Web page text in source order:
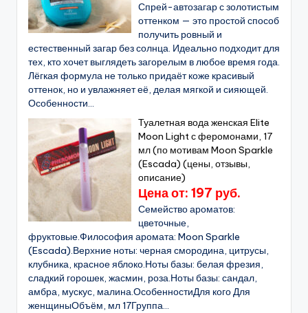
Спрей-автозагар с золотистым
оттенком — это простой способ
получить ровный и
естественный загар без солнца. Идеально подходит для
тех, кто хочет выглядеть загорелым в любое время года.
Лёгкая формула не только придаёт коже красивый
оттенок, но и увлажняет её, делая мягкой и сияющей.
Особенности...
Туалетная вода женская Elite
Moon Light с феромонами, 17
мл (по мотивам Moon Sparkle
(Escada) (цены, отзывы,
описание)
Цена от: 197 руб.
Семейство ароматов:
цветочные,
фруктовые.Философия аромата: Moon Sparkle
(Escada).Верхние ноты: черная смородина, цитрусы,
клубника, красное яблоко.Ноты базы: белая фрезия,
сладкий горошек, жасмин, роза.Ноты базы: сандал,
амбра, мускус, малина.ОсобенностиДля кого Для
женщиныОбъём, мл 17Группа...